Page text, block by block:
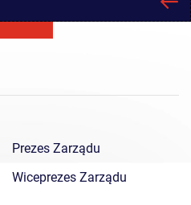
Prezes Zarządu
Wiceprezes Zarządu